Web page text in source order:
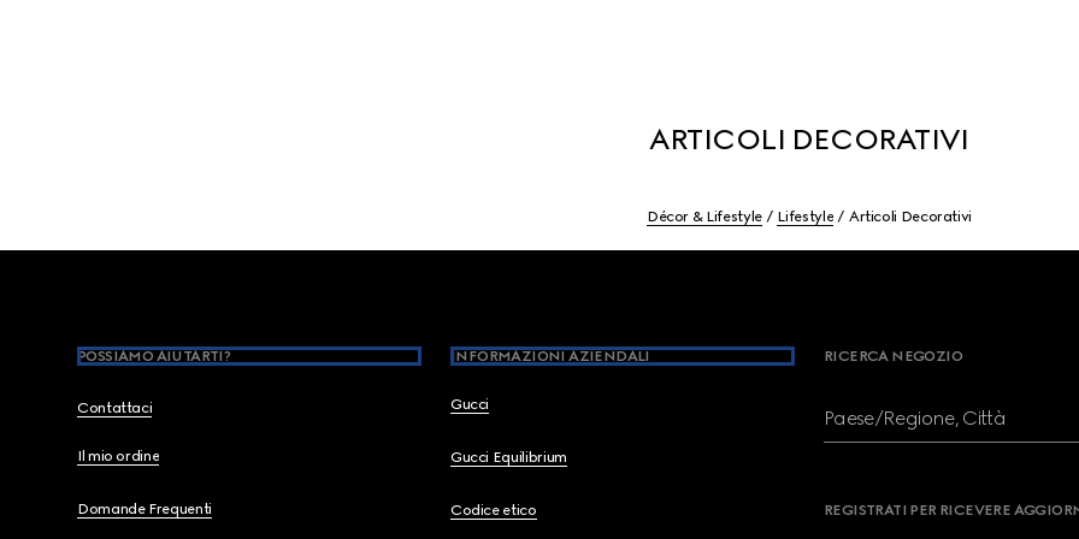
ARTICOLI DECORATIVI
Décor & Lifestyle Lifestyle Articoli Decorativi
POSSIAMO AIUTARTI?
Contattaci
Il mio ordine
Domande Frequenti
INFORMAZIONI AZIENDALI
Gucci
Gucci Equilibrium
Codice etico
RICERCA NEGOZIO
Paese/Regione, Città
REGISTRATI PER RICEVERE